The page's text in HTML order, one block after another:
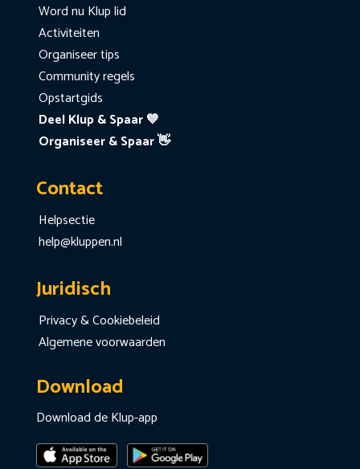
Word nu Klup lid
Activiteiten
Organiseer tips
Community regels
Opstartgids
Deel Klup & Spaar 💙
Organiseer & Spaar 👋
Contact
Helpsectie
help@kluppen.nl
Juridisch
Privacy & Cookiebeleid
Algemene voorwaarden
Download
Download de Klup-app